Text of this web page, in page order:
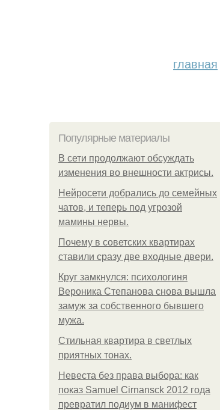
главная
Популярные материалы
В сети продолжают обсуждать
изменения во внешности актрисы.
Нейросети добрались до семейных
чатов, и теперь под угрозой
мамины нервы.
Почему в советских квартирах
ставили сразу две входные двери.
Круг замкнулся: психологиня
Вероника Степанова снова вышла
замуж за собственного бывшего
мужа.
Стильная квартира в светлых
приятных тонах.
Невеста без права выбора: как
показ Samuel Cirnansck 2012 года
превратил подиум в манифест